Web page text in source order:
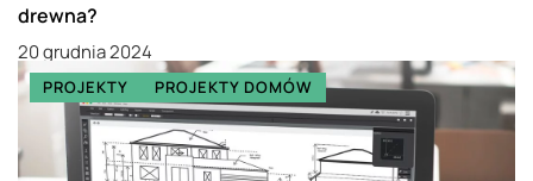
drewna?
20 grudnia 2024
PROJEKTY PROJEKTY DOMÓW